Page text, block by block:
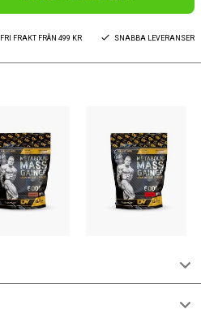
FRI FRAKT FRÅN 499 KR SNABBA LEVERANSER